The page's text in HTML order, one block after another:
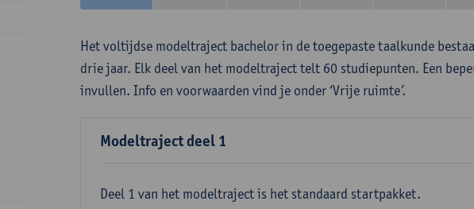
Het voltijdse modeltraject bachelor in de toegepaste taalkunde
drie jaar. Elk deel van het modeltraject telt 60 studiepunten. Een
invullen. Info en voorwaarden vind je onder ‘Vrije ruimte’.
Modeltraject deel 1
Deel 1 van het modeltraject is het standaard startpakket.